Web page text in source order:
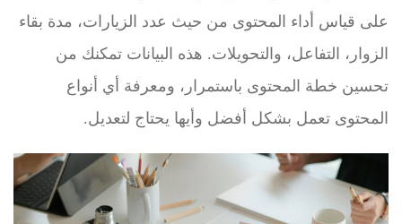
على قياس أداء المحتوى من حيث عدد الزيارات، مدة بقاء
الزوار، التفاعل، والتحويلات. هذه البيانات تمكنك من
تحسين خطة المحتوى باستمرار، ومعرفة أي أنواع
المحتوى تعمل بشكل أفضل وأيها يحتاج لتعديل.